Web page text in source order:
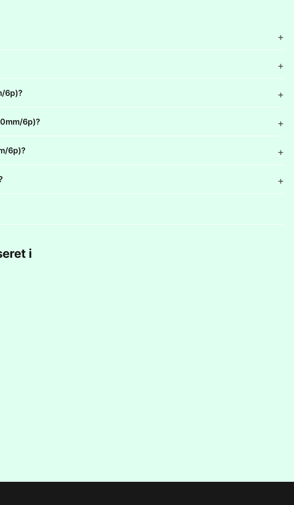
6p)?
6p)?
6p)?
i